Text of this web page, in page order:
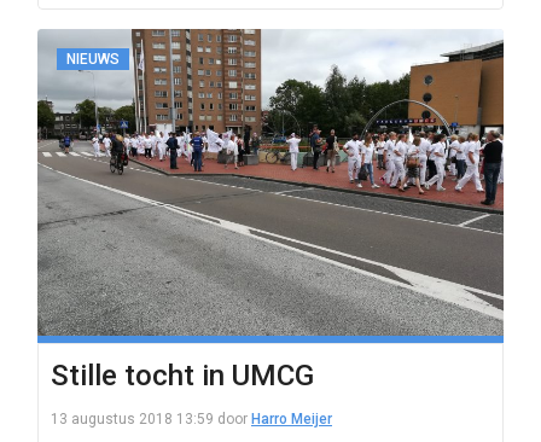
NIEUWS
Stille tocht in UMCG
13 augustus 2018 13:59 door Harro Meijer